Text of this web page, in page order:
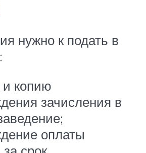
нужно к подать в
и копию
зачисления в
оплаты